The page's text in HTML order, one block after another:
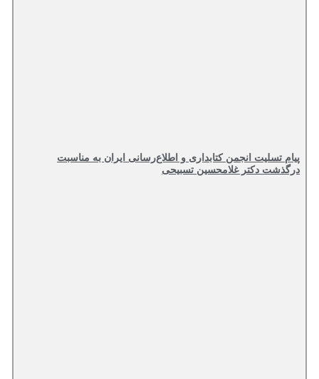
پیام تسلیت انجمن کتابداری و اطلاع‌رسانی ایران به مناسبت
درگذشت دکتر غلامحسین تسبیحی